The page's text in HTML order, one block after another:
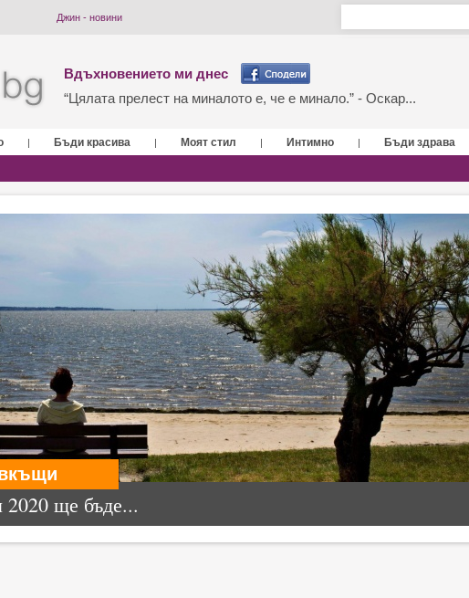
Джин - новини
Вдъхновението ми днес
“Цялата прелест на миналото е, че е минало.” - Оскар...
| Бъди красива | Моят стил | Интимно | Бъди здрава
ще бъде...